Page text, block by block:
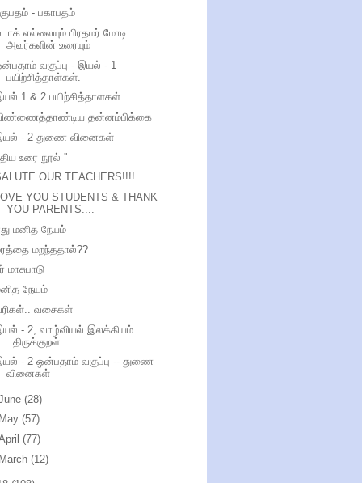
- பகாபதம்
எல்லையும் பிரதமர் மோடி
அவர்களின் உரையும்
வகுப்பு - இயல் - 1
பயிற்சித்தாள்கள்.
1 & 2 பயிற்சித்தாளகள்.
தன்னம்பிக்கை
- 2 துணை வினைகள்
உரை நூல் ''
OUR TEACHERS!!!!
YOU STUDENTS & THANK
YOU PARENTS....
மனித நேயம்
மறந்ததால்??
மாசுபாடு
நேயம்
வசைகள்
- 2, வாழ்வியல் இலக்கியம்
..திருக்குறள்
- 2 ஒன்பதாம் வகுப்பு -- துணை
வினைகள்
(28)
May (57)
(77)
March (12)